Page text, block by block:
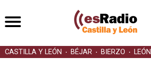
CASTILLA Y LEÓN BÉJAR BIERZO LEÓN